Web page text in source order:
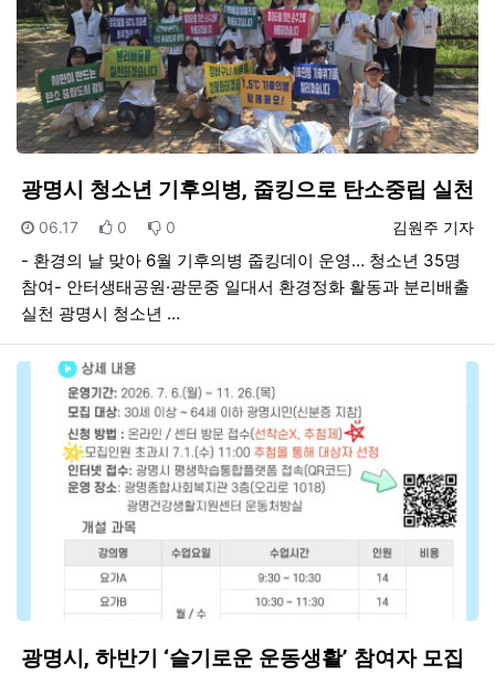
광명시 청소년 기후의병, 줍킹으로 탄소중립 실천
등록자
김원주 기자
등록일
06.17 추천
0 비추천
0
- 환경의 날 맞아 6월 기후의병 줍킹데이 운영… 청소년 35명
참여- 안터생태공원·광문중 일대서 환경정화 활동과 분리배출
실천 광명시 청소년 …
광명시, 하반기 ‘슬기로운 운동생활’ 참여자 모집